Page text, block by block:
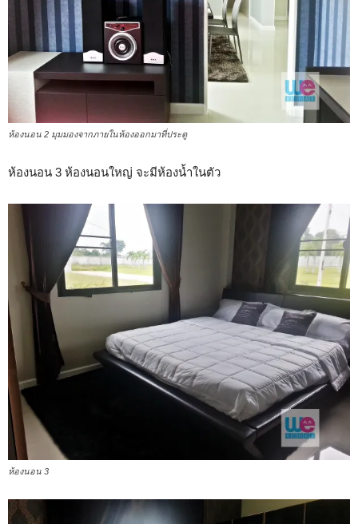
ห้องนอน 2 มุมมองจากภายในห้องออกมาที่ประตู
ห้องนอน 3 ห้องนอนใหญ่ จะมีห้องน้ำในตัว
ห้องนอน 3